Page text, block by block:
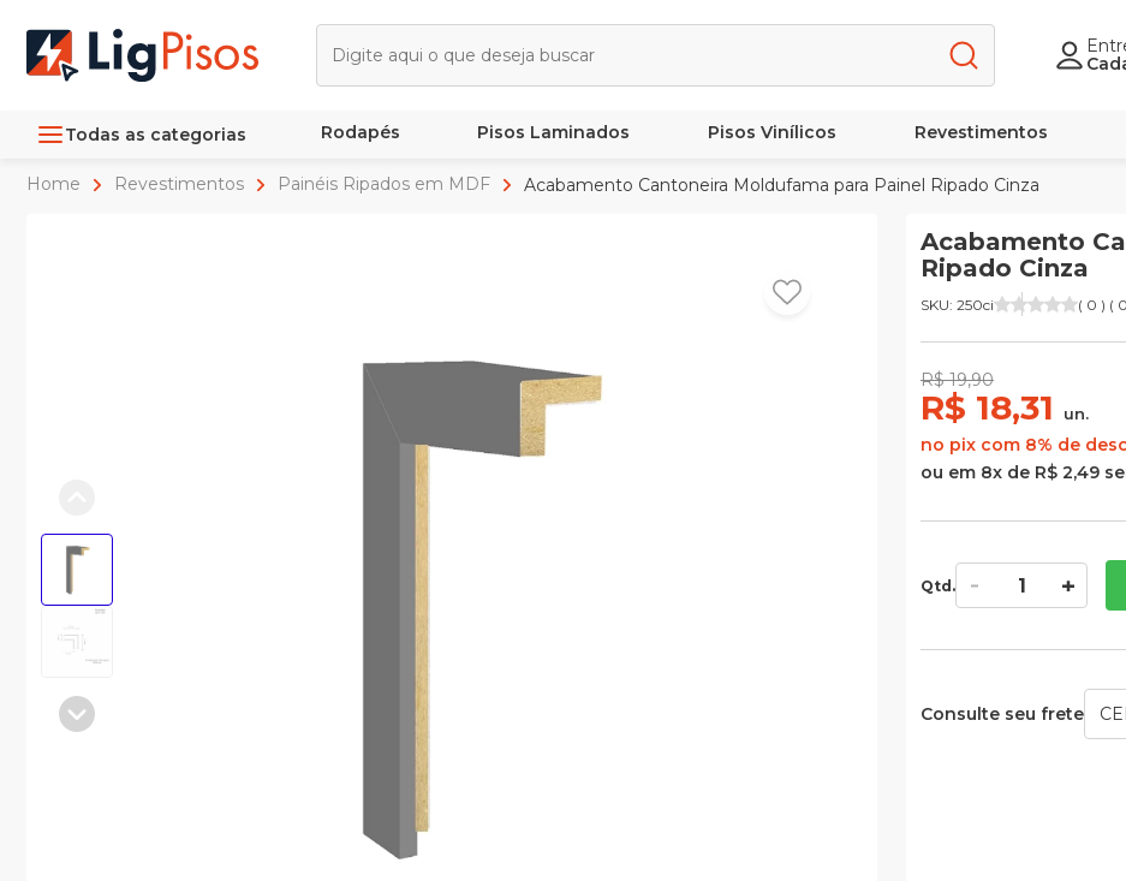
Todas as categorias Rodapés Pisos Laminados Pisos Vinílicos Revestimentos
Home Revestimentos Painéis Ripados em MDF Acabamento Cantoneira Moldufama para Painel Ripado Cinza
Acabamento
Ripado Cinza
SKU: 250ci ( 0 ) (
R$ 19,90
R$ 18,31 un.
no pix com 8% de
ou em 8x de R$ 2,49
Qtd.
Consulte seu frete